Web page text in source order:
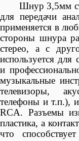
Шнур 3,5мм
для передачи
применяется в
стороны шнура
стерео, а с
используется для
и
музыкальные
телевизоры,
телефоны и т.п.),
RCA. Разъемы
пластика, а
что